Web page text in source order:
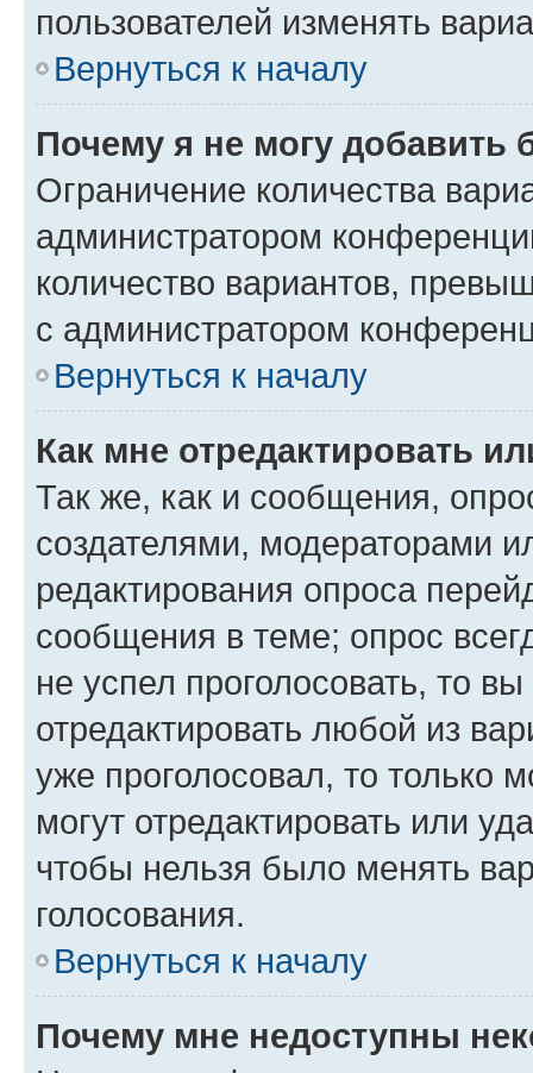
пользователей изменять
Вернуться к началу
Почему я не могу добавить
Ограничение количества
администратором
количество вариантов,
с администратором
Вернуться к началу
Как мне отредактировать
Так же, как и сообщения,
создателями, модераторами
редактирования опроса
сообщения в теме; опрос
не успел проголосовать, то
отредактировать любой из
уже проголосовал, то только
могут отредактировать или
чтобы нельзя было менять
голосования.
Вернуться к началу
Почему мне недоступны